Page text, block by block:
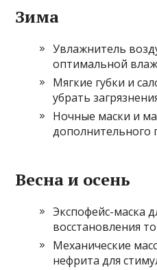
Зима
Увлажнитель
оптимальной
Мягкие губки и
убрать
Ночные маски и
дополнительного
Весна и осень
Экспофейс-маска
восстановления
Механические
нефрита для